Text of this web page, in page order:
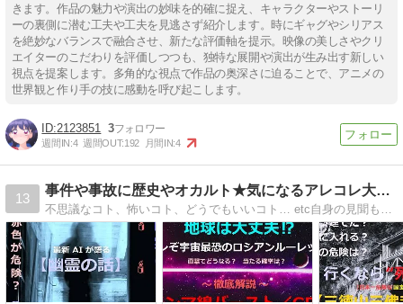
きます。作品の魅力や演出の妙味を的確に捉え、キャラクターやストーリ
ーの裏側に潜む工夫や工夫を見逃さず紹介します。時にギャグやシリアス
を絶妙なバランスで融合させ、新たな評価軸を提示。映像の美しさやクリ
エイターのこだわりを評価しつつも、独特な展開や演出が生み出す新しい
視点を提案します。多角的な視点で作品の奥深さに迫ることで、アニメの
世界観と作り手の技に感動を呼び起こします。
2123851 3
週間IN:4 週間OUT:192 月間IN:4
13
事件や事故に歴史やオカルト★気になるアレコレ大解剖！
不思議なコト、怖いコト、どうでもいいコト… etc自身の見聞も深めつつ、宇宙の果てから身近なコトまで好奇心くすぐる幅広い情報をお届けできればと思います。さり気なアフィリンクとともに（笑）